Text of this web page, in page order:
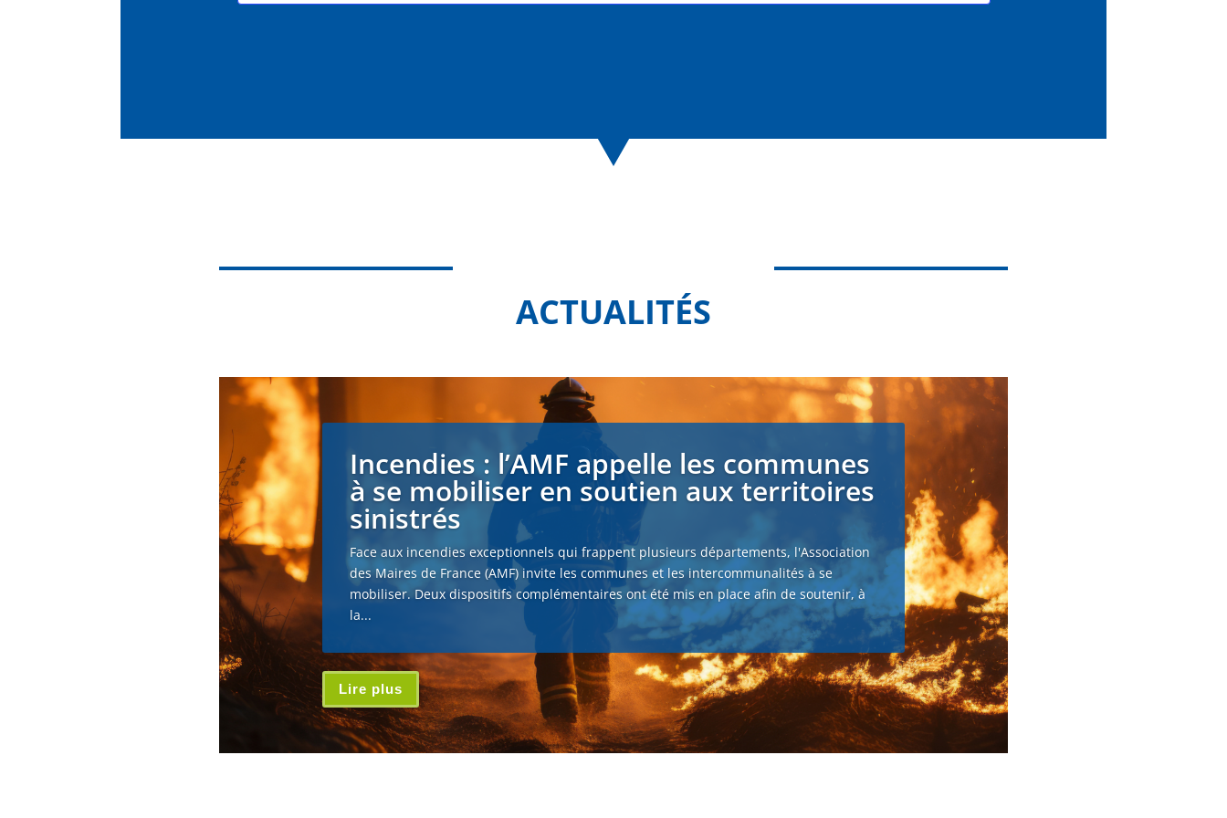
ACTUALITÉS
Incendies : l’AMF appelle les communes
à se mobiliser en soutien aux territoires
sinistrés
Face aux incendies exceptionnels qui frappent plusieurs départements, l'Association
des Maires de France (AMF) invite les communes et les intercommunalités à se
mobiliser. Deux dispositifs complémentaires ont été mis en place afin de soutenir, à
la...
Lire plus